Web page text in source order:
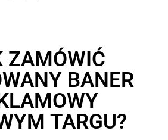
ZAMÓWIĆ
BANER
TARGU?